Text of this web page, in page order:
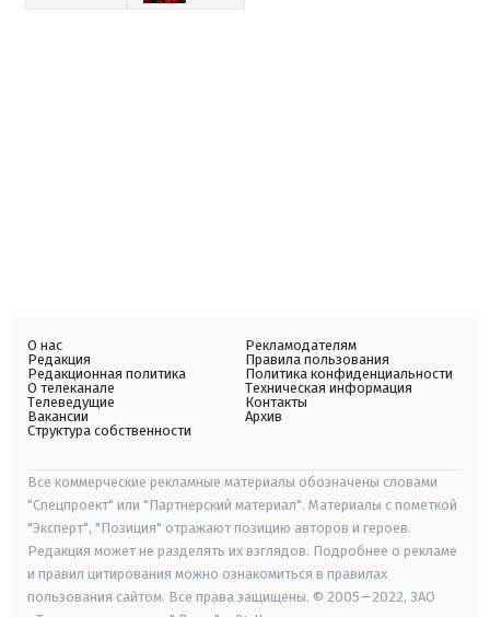
О нас
Редакция
Редакционная политика
О телеканале
Телеведущие
Вакансии
Структура собственности
Рекламодателям
Правила пользования
Политика конфиденциальности
Техническая информация
Контакты
Архив
Все коммерческие рекламные материалы обозначены словами
"Спецпроект" или "Партнерский материал". Материалы с пометкой
"Эксперт", "Позиция" отражают позицию авторов и героев.
Редакция может не разделять их взглядов. Подробнее о рекламе
и правил цитирования можно ознакомиться в правилах
пользования сайтом. Все права защищены. © 2005—2022, ЗАО